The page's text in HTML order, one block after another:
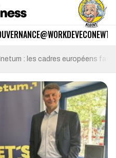
@WORKDEVECO
: les cadres européens